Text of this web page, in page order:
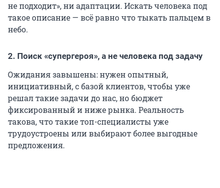
не подходит», ни адаптации. Искать человека под
такое описание — всё равно что тыкать пальцем в
небо.
2. Поиск «супергероя», а не человека под задачу
Ожидания завышены: нужен опытный,
инициативный, с базой клиентов, чтобы уже
решал такие задачи до нас, но бюджет
фиксированный и ниже рынка. Реальность
такова, что такие топ-специалисты уже
трудоустроены или выбирают более выгодные
предложения.